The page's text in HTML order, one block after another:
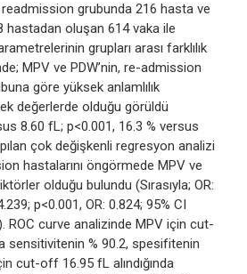
readmission grubunda 216 hasta ve
hastadan oluşan 614 vaka ile
grupları arası farklılık
MPV ve PDW’nin, re-admission
göre yüksek anlamlılık
değerlerde olduğu görüldü
8.60 fL; p<0.001, 16.3 % versus
çok değişkenli regresyon analizi
hastalarını öngörmede MPV ve
olduğu bulundu (Sırasıyla; OR:
p<0.001, OR: 0.824; 95% CI
ROC curve analizinde MPV için cut-
sensitivitenin % 90.2, spesifitenin
cut-off 16.95 fL alındığında